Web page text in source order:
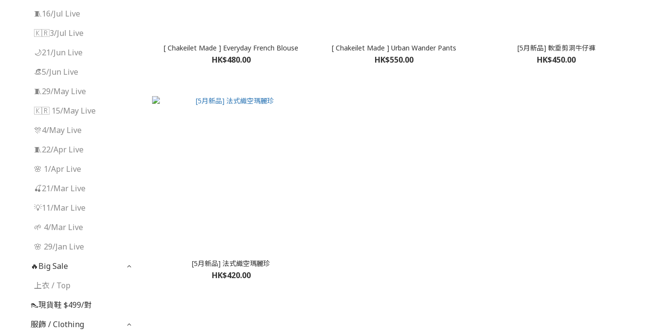
🧵16/Jul Live
🇰🇷3/Jul Live
🌙21/Jun Live
👒5/Jun Live
🧵29/May Live
🇰🇷 15/May Live
🎊4/May Live
🧵22/Apr Live
🌸 1/Apr Live
🍒21/Mar Live
💡11/Mar Live
🌱 4/Mar Live
🌸 29/Jan Live
🔥Big Sale
上衣 / Top
👠現貨鞋 $499/對
服飾 / Clothing
[ Chakeilet Made ] Everyday French Blouse
HK$480.00
[ Chakeilet Made ] Urban Wander Pants
HK$550.00
[5月新品] 軟垂剪洞牛仔褲
HK$450.00
[5月新品] 法式織空瑪麗珍
HK$420.00